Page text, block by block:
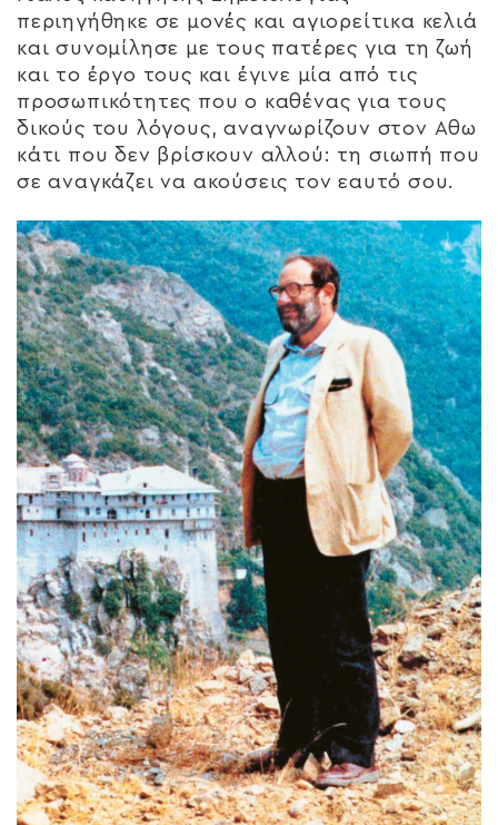
περιηγήθηκε σε μονές και αγιορείτικα κελιά
και συνομίλησε με τους πατέρες για τη ζωή
και το έργο τους και έγινε μία από τις
προσωπικότητες που ο καθένας για τους
δικούς του λόγους, αναγνωρίζουν στον Αθω
κάτι που δεν βρίσκουν αλλού: τη σιωπή που
σε αναγκάζει να ακούσεις τον εαυτό σου.